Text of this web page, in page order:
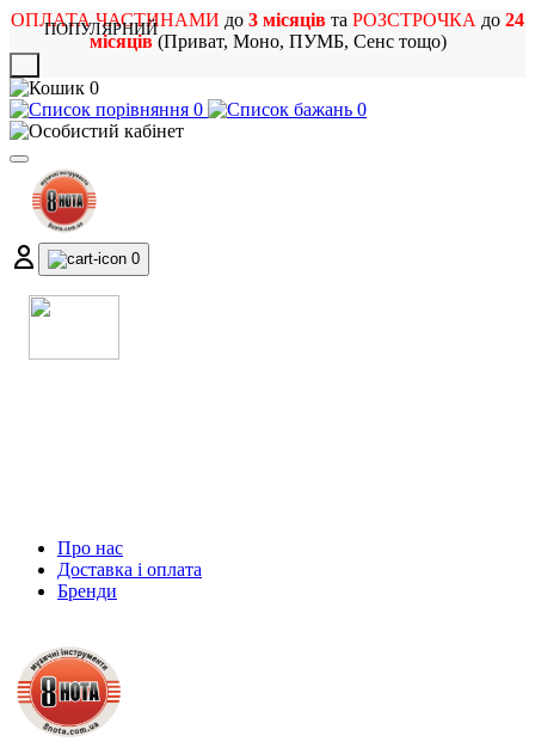
ОПЛАТА ЧАСТИНАМИ до 3 місяців та РОЗСТРОЧКА до 24
місяців(Приват, Моно, ПУМБ, Сенс тощо)
0
0
0
0
Про нас
Доставка і оплата
Бренди
ПОПУЛЯРНИЙ